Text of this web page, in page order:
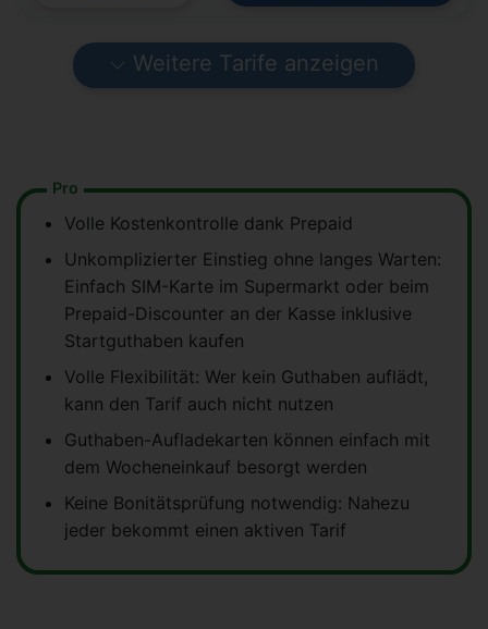
Weitere Tarife anzeigen
Pro
Volle Kostenkontrolle dank Prepaid
Unkomplizierter Einstieg ohne langes Warten:
Einfach SIM-Karte im Supermarkt oder beim
Prepaid-Discounter an der Kasse inklusive
Startguthaben kaufen
Volle Flexibilität: Wer kein Guthaben auflädt,
kann den Tarif auch nicht nutzen
Guthaben-Aufladekarten können einfach mit
dem Wocheneinkauf besorgt werden
Keine Bonitätsprüfung notwendig: Nahezu
jeder bekommt einen aktiven Tarif